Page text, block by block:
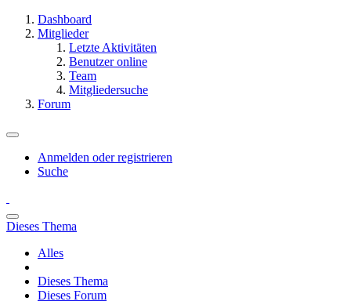
Dashboard
Mitglieder
Letzte Aktivitäten
Benutzer online
Team
Mitgliedersuche
Forum
Anmelden oder registrieren
Suche
Dieses Thema
Alles
Dieses Thema
Dieses Forum